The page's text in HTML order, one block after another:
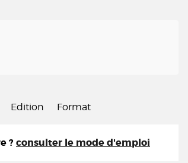
Edition Format
? consulter le mode d'emploi